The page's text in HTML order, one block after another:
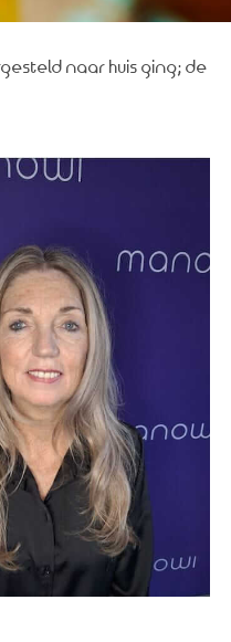
naar huis ging; de